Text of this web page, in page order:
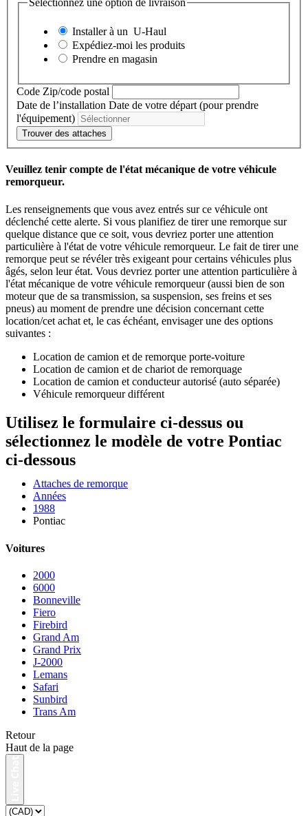
Sélectionnez une option de livraison
Installer à un U-Haul
Expédiez-moi les produits
Prendre en magasin
Code Zip/code postal
Date de l’installation Date de votre départ (pour prendre
l'équipement)
Trouver des attaches
Veuillez tenir compte de l'état mécanique de votre véhicule
remorqueur.
Les renseignements que vous avez entrés sur ce véhicule ont
déclenché cette alerte. Si vous planifiez de tirer une remorque sur
quelque distance que ce soit, vous devriez porter une attention
particulière à l'état de votre véhicule remorqueur. Le fait de tirer une
remorque peut se révéler très exigeant pour certains véhicules plus
âgés, selon leur état. Vous devriez porter une attention particulière à
l'état mécanique de votre véhicule remorqueur (aussi bien de son
moteur que de sa transmission, sa suspension, ses freins et ses
pneus) au moment de prendre une décision concernant cette
location/cet achat et, le cas échéant, envisager une des options
suivantes :
Location de camion et de remorque porte-voiture
Location de camion et de chariot de remorquage
Location de camion et conducteur autorisé (auto séparée)
Véhicule remorqueur différent
Utilisez le formulaire ci-dessus ou
sélectionnez le modèle de votre Pontiac
ci-dessous
Attaches de remorque
Années
1988
Pontiac
Voitures
2000
6000
Bonneville
Fiero
Firebird
Grand Am
Grand Prix
J-2000
Lemans
Safari
Sunbird
Trans Am
Retour
Haut de la page